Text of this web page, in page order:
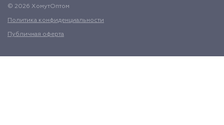
© 2026 ХомутОптом
Политика конфиденциальности
Публичная оферта